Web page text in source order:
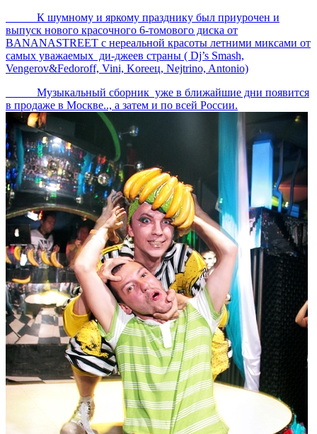
К шумному и яркому празднику был приурочен и
выпуск нового красочного 6-томового диска от
BANANASTREET с нереальной красоты летними миксами от
самых уважаемых ди-джеев страны ( Dj’s Smash,
Vengerov&Fedoroff, Vini, Koreeц, Nejtrino, Antonio)
Музыкальный сборник уже в ближайшие дни появится
в продаже в Москве.., а затем и по всей России.